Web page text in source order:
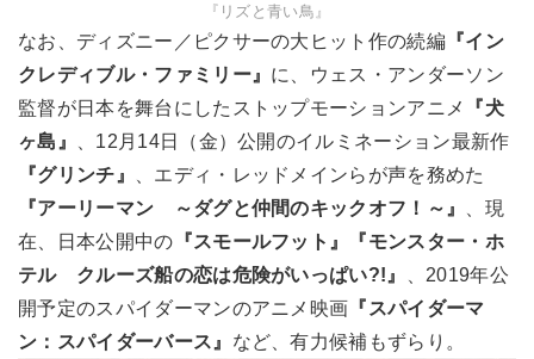
『リズと青い鳥』
なお、ディズニー／ピクサーの大ヒット作の続編 『イン
クレディブル・ファミリー』 に、ウェス・アンダーソン
監督が日本を舞台にしたストップモーションアニメ
『犬
ヶ島』
、12月14日（金）公開のイルミネーション最新作
『グリンチ』
、エディ・レッドメインらが声を務めた
『アーリーマン ～ダグと仲間のキックオフ！～』
、現
在、日本公開中の 『スモールフット』
『モンスター・ホ
テル クルーズ船の恋は危険がいっぱい?!』
、2019年公
開予定のスパイダーマンのアニメ映画 『スパイダーマ
ン：スパイダーバース』 など、有力候補もずらり。